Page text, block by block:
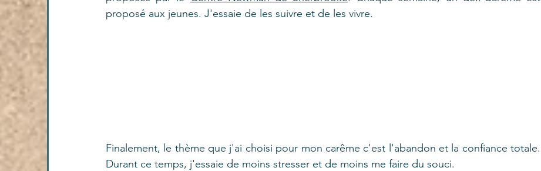
proposé aux jeunes. J'essaie de les suivre et de les vivre.
Finalement, le thème que j'ai choisi pour mon carême c'est l'abandon et la confiance totale.
Durant ce temps, j'essaie de moins stresser et de moins me faire du souci.